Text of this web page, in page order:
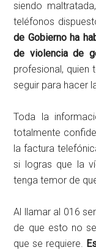
siendo
teléfonos
de Gobierno ha
de violencia de
profesional, quien
seguir para hacer
Toda la
totalmente
la factura
si logras que la
tenga temor de
Al llamar al 016
de que esto no
que se requiere.